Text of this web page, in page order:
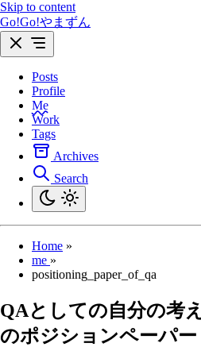
Skip to content
Go!Go!やまずん
Posts
Profile
Me
Work
Tags
Archives
Search
Home »
me »
positioning_paper_of_qa
QAとしての自分の考
のポジションペーパー